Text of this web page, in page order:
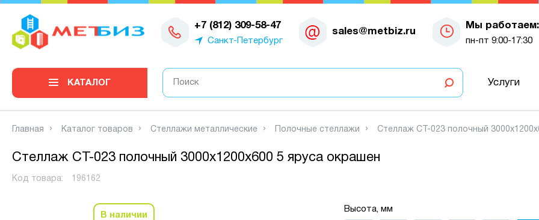
+7 (812) 309-58-47
Санкт-Петербург
sales@metbiz.ru
Мы работаем:
пн-пт 9:00-17:30
0
КАТАЛОГ Услуги
Главная Каталог товаров Стеллажи металлические Полочные стеллажи Стеллаж СТ-023 полочный
Стеллаж СТ-023 полочный 3000x1200x600 5 яруса окрашен
Код товара: 196162
В наличии
Высота, мм